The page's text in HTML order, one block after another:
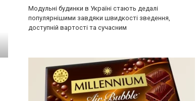
Модульні будинки в Україні стають дедалі
популярнішими завдяки швидкості зведення,
доступній вартості та сучасним